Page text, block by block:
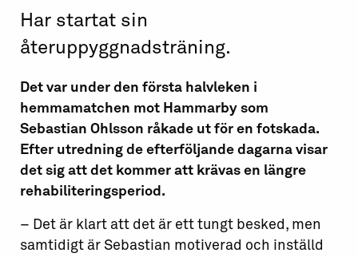
Har startat sin
återuppyggnadsträning.
Det var under den första halvleken i
hemmamatchen mot Hammarby som
Sebastian Ohlsson råkade ut för en fotskada.
Efter utredning de efterföljande dagarna visar
det sig att det kommer att krävas en längre
rehabiliteringsperiod.
– Det är klart att det är ett tungt besked, men
samtidigt är Sebastian motiverad och inställd